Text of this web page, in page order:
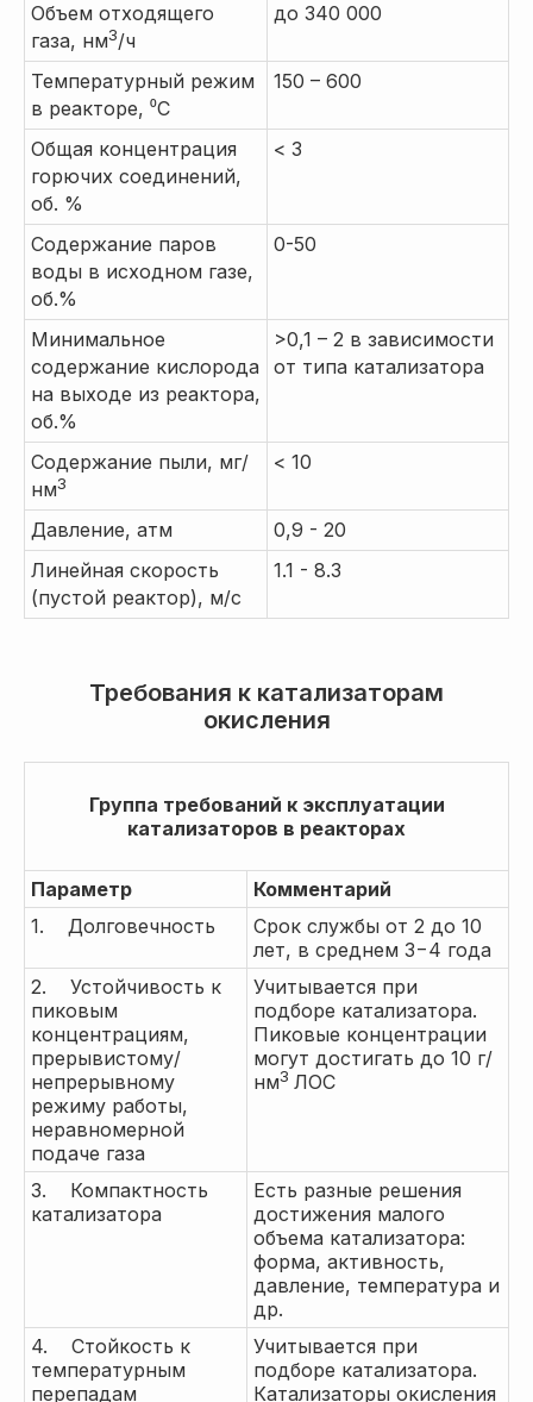
Объем отходящего
газа, нм3/ч
до 340 000
Температурный режим
в реакторе, ⁰C
150 – 600
Общая концентрация
горючих соединений,
об. %
< 3
Содержание паров
воды в исходном газе,
об.%
0-50
Минимальное
содержание кислорода
на выходе из реактора,
об.%
>0,1 – 2 в зависимости
от типа катализатора
Содержание пыли, мг/
нм3
< 10
Давление, атм
0,9 - 20
Линейная скорость
(пустой реактор), м/c
1.1 - 8.3
Требования к катализаторам
окисления
Группа требований к эксплуатации
катализаторов в реакторах
Параметр
Комментарий
1. Долговечность
Срок службы от 2 до 10
лет, в среднем 3−4 года
2. Устойчивость к
пиковым
концентрациям,
прерывистому/
непрерывному
режиму работы,
неравномерной
подаче газа
Учитывается при
подборе катализатора.
Пиковые концентрации
могут достигать до 10 г/
нм3 ЛОС
3. Компактность
катализатора
Есть разные решения
достижения малого
объема катализатора:
форма, активность,
давление, температура и
др.
4. Стойкость к
температурным
перепадам
Учитывается при
подборе катализатора.
Катализаторы окисления